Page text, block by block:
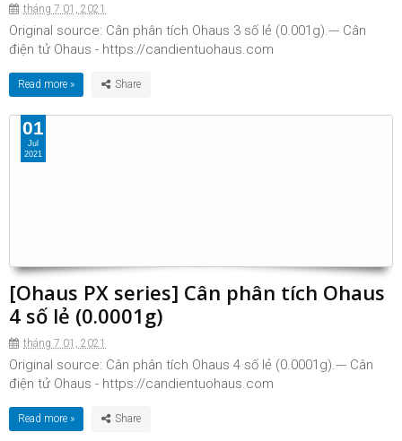
tháng 7 01, 2021
Original source: Cân phân tích Ohaus 3 số lẻ (0.001g).--- Cân
điện tử Ohaus - https://candientuohaus.com
Read more »
[Ohaus PX series] Cân phân tích Ohaus
4 số lẻ (0.0001g)
tháng 7 01, 2021
Original source: Cân phân tích Ohaus 4 số lẻ (0.0001g).--- Cân
điện tử Ohaus - https://candientuohaus.com
Read more »
01
Jul
2021